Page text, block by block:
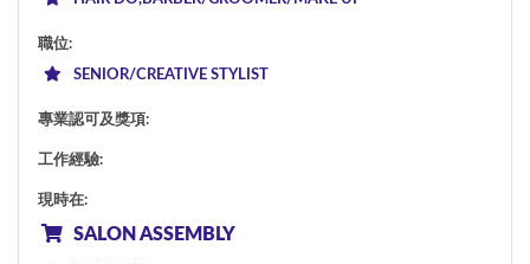
職位:
SENIOR/CREATIVE STYLIST
專業認可及獎項:
工作經驗:
現時在:
SALON ASSEMBLY